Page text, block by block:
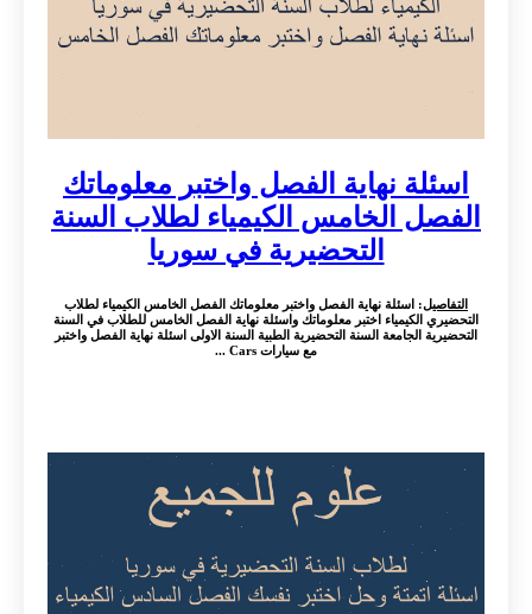
اسئلة نهاية الفصل واختبر معلوماتك
الفصل الخامس الكيمياء لطلاب السنة
التحضيرية في سوريا
التفاصيل: اسئلة نهاية الفصل واختبر معلوماتك الفصل الخامس الكيمياء لطلاب
التحضيري الكيمياء اختبر معلوماتك واسئلة نهاية الفصل الخامس للطلاب في السنة
التحضيرية الجامعة السنة التحضيرية الطبية السنة الاولى اسئلة نهاية الفصل واختبر
مع سيارات Cars ...